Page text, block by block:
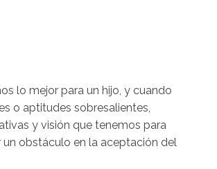
lo mejor para un hijo, y cuando
o aptitudes sobresalientes,
y visión que tenemos para
un obstáculo en la aceptación del